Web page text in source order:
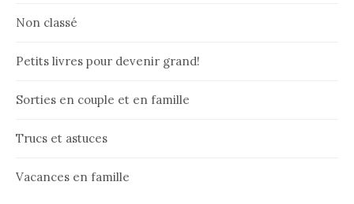
Non classé
Petits livres pour devenir grand!
Sorties en couple et en famille
Trucs et astuces
Vacances en famille